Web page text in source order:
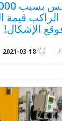
قيمة
الإشكال!
2021-03-18